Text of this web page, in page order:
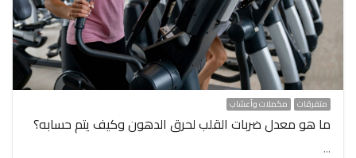
متفرقات مكملات وأعشاب
ما هو معدل ضربات القلب لحرق الدهون وكيف يتم حسابه؟
…